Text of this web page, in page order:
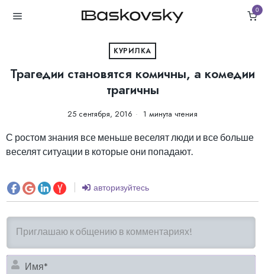
0
КУРИЛКА
Трагедии становятся комичны, а комедии
трагичны
25 сентября, 2016 1 минута чтения
С ростом знания все меньше веселят люди и все больше
веселят ситуации в которые они попадают.
авторизуйтесь